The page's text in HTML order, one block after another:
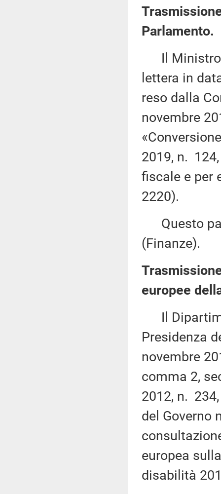
Parlamento.
Il Ministro
lettera in
reso dalla
novembre
2019, n.
fiscale e per
2220).
Questo
(Finanze).
europee
Il
Presidenza
novembre
comma 2,
2012, n.
del Governo
europea
disabilità